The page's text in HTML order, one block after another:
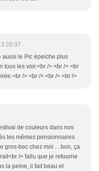
20:37
aussi le Pic épeiche plus
tous les voir.<br /> <br /> <br
/> <br /> <br /> <br />
de couleurs dans nos
les mêmes pensionnaires
gros-bec chez moi ... bon, ça
/> fallu que je retourne
la peine, il fait beau et